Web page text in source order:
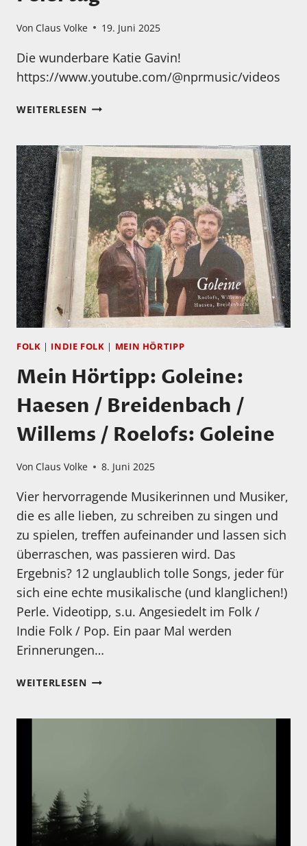
Von Claus Volke 19. Juni 2025
Die wunderbare Katie Gavin!
https://www.youtube.com/@nprmusic/videos
WEITERLESENEIN
ZUM
FEIERTAG
FOLK | INDIE FOLK | MEIN HÖRTIPP
Mein Hörtipp: Goleine:
Haesen / Breidenbach /
Willems / Roelofs: Goleine
Von Claus Volke 8. Juni 2025
Vier hervorragende Musikerinnen und Musiker,
die es alle lieben, zu schreiben zu singen und
zu spielen, treffen aufeinander und lassen sich
überraschen, was passieren wird. Das
Ergebnis? 12 unglaublich tolle Songs, jeder für
sich eine echte musikalische (und klanglichen!)
Perle. Videotipp, s.u. Angesiedelt im Folk /
Indie Folk / Pop. Ein paar Mal werden
Erinnerungen…
WEITERLESENMEIN
WILLEMS
/
ROELOFS:
GOLEINE